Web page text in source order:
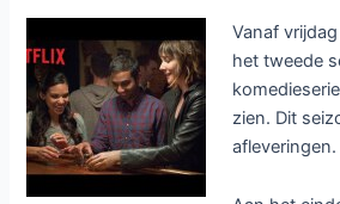
Vanaf
het tweede
komedieserie
zien. Dit
afleveringen.